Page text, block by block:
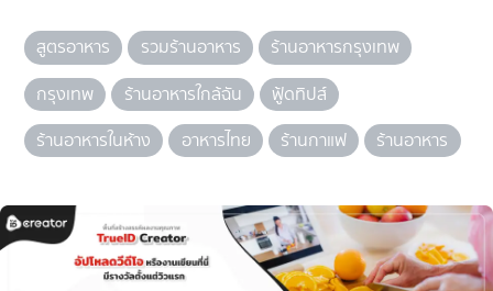
สูตรอาหาร รวมร้านอาหาร
ร้านอาหารกรุงเทพ
กรุงเทพ
ร้านอาหารใกล้ฉัน
ฟู้ดทิปส์
ร้านอาหารในห้าง
อาหารไทย ร้านกาแฟ ร้านอาหาร